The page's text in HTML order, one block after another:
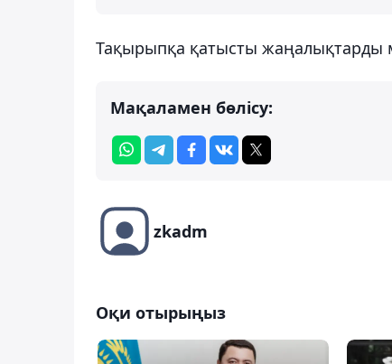
Тақырыпқа қатысты жаңалықтарды
Мақаламен бөлісу:
zkadm
Оқи отырыңыз